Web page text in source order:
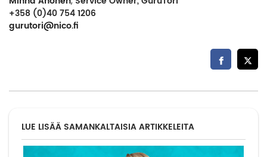
+358 (0)40 754 1206
gurutori@nico.fi
LUE LISÄÄ SAMANKALTAISIA ARTIKKELEITA